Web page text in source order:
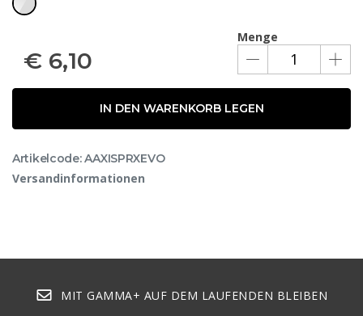
Menge
€ 6,10
IN DEN WARENKORB LEGEN
Artikelcode: AAXISPRXEVO
Versandinformationen
MIT GAMMA+ AUF DEM LAUFENDEN BLEIBEN